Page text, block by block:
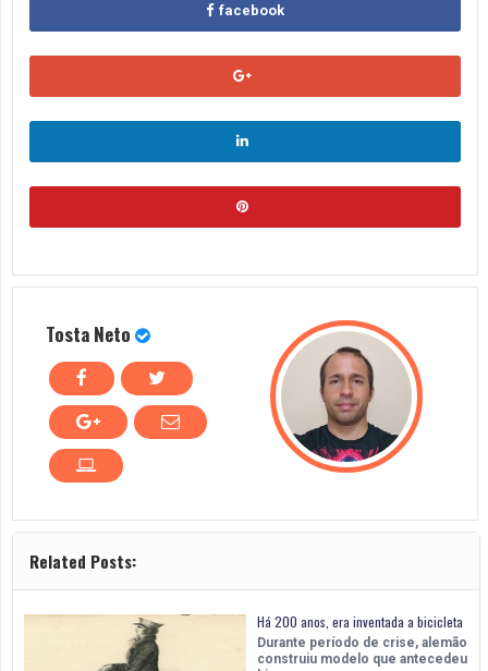
facebook
Tosta Neto
Related Posts:
Há 200 anos, era inventada a bicicleta
Durante período de crise, alemão
construiu modelo que antecedeu